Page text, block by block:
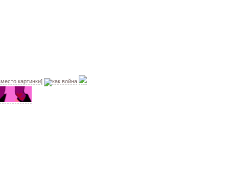
картинки]